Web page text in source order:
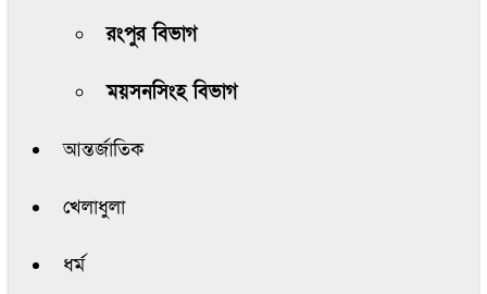
রংপুর বিভাগ
ময়সনসিংহ বিভাগ
আন্তর্জাতিক
খেলাধুলা
ধর্ম